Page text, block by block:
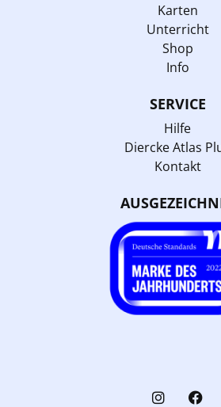
Karten
Unterricht
Shop
Info
SERVICE
Hilfe
Diercke Atlas
Kontakt